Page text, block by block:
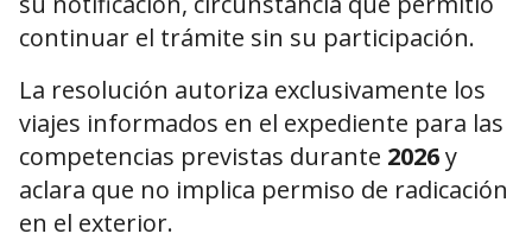
continuar el trámite sin su participación.
La resolución autoriza exclusivamente los
viajes informados en el expediente para las
competencias previstas durante 2026y
aclara que no implica permiso de radicación
en el exterior.